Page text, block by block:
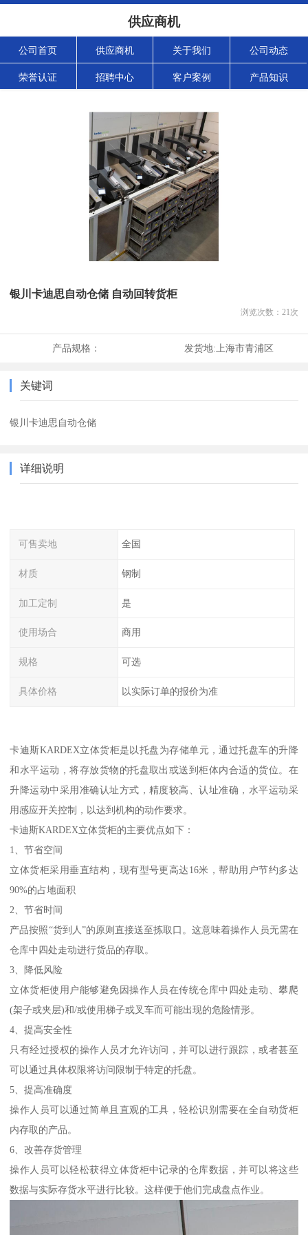
供应商机
公司首页 供应商机 关于我们 公司动态
荣誉认证 招聘中心 客户案例 产品知识
银川卡迪思自动仓储 自动回转货柜
浏览次数： 21次
产品规格： 发货地: 上海市青浦区
关键词
银川卡迪思自动仓储
详细说明
可售卖地 全国
材质 钢制
加工定制 是
使用场合 商用
规格 可选
具体价格 以实际订单的报价为准
卡迪斯KARDEX立体货柜是以托盘为存储单元，通过托盘车的升降
和水平运动，将存放货物的托盘取出或送到柜体内合适的货位。在
升降运动中采用准确认址方式，精度较高、认址准确，水平运动采
用感应开关控制，以达到机构的动作要求。
卡迪斯KARDEX立体货柜的主要优点如下：
1、节省空间
立体货柜采用垂直结构，现有型号更高达16米，帮助用户节约多达
90%的占地面积
2、节省时间
产品按照“货到人”的原则直接送至拣取口。这意味着操作人员无需在
仓库中四处走动进行货品的存取。
3、降低风险
立体货柜使用户能够避免因操作人员在传统仓库中四处走动、攀爬
(架子或夹层)和/或使用梯子或叉车而可能出现的危险情形。
4、提高安全性
只有经过授权的操作人员才允许访问，并可以进行跟踪，或者甚至
可以通过具体权限将访问限制于特定的托盘。
5、提高准确度
操作人员可以通过简单且直观的工具，轻松识别需要在全自动货柜
内存取的产品。
6、改善存货管理
操作人员可以轻松获得立体货柜中记录的仓库数据，并可以将这些
数据与实际存货水平进行比较。这样便于他们完成盘点作业。